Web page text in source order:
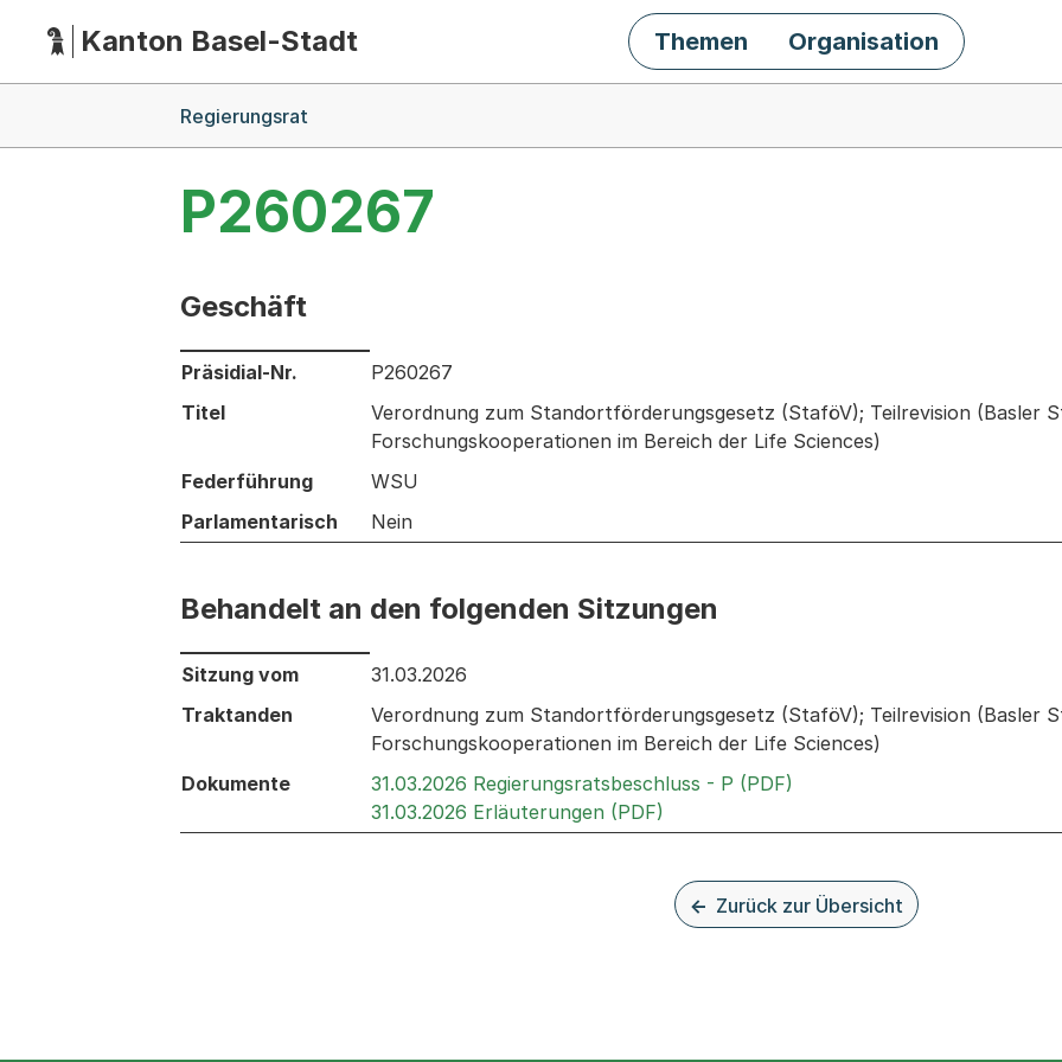
HauptnavigationKanton Basel-Stadt Themen Organisation
Regierungsrat
P260267
Geschäft
Informationen zum Ausgewählten Geschäft
Präsidial-Nr.
P260267
Titel
Verordnung zum Standortförderungsgesetz (StaföV); Teilrevision (Basler
Forschungskooperationen im Bereich der Life Sciences)
Federführung
WSU
Parlamentarisch
Nein
Behandelt an den folgenden Sitzungen
Behandelt an den folgenden Sitzungen: Informationen zu den Sitzungen zum Geschäft
Sitzung vom
31.03.2026
Traktanden
Verordnung zum Standortförderungsgesetz (StaföV); Teilrevision (Basler
Forschungskooperationen im Bereich der Life Sciences)
Dokumente
31.03.2026 Regierungsratsbeschluss - P (PDF)
31.03.2026 Erläuterungen (PDF)
Zurück zur Übersicht